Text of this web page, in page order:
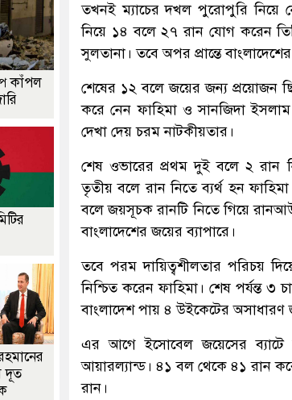
তখনই ম্যাচের দখল পুরোপুরি নিয়ে
নিয়ে ১৪ বলে ২৭ রান যোগ করেন
সুলতানা। তবে অপর প্রান্তে
শেষের ১২ বলে জয়ের জন্য প্রয়োজন
করে নেন ফাহিমা ও সানজিদা
দেখা দেয় চরম নাটকীয়তার।
শেষ ওভারের প্রথম দুই বলে ২ রান
তৃতীয় বলে রান নিতে ব্যর্থ হন
বলে জয়সূচক রানটি নিতে গিয়ে
বাংলাদেশের জয়ের ব্যাপারে।
তবে পরম দায়িত্বশীলতার পরিচয়
নিশ্চিত করেন ফাহিমা। শেষ পর্যন্ত
বাংলাদেশ পায় ৪ উইকেটের অসাধারণ
এর আগে ইসোবেল জয়েসের
আয়ারল্যান্ড। ৪১ বল থেকে ৪১ রান
রান।
কাঁপল
দূত